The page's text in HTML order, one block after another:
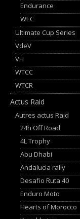
Endurance
WEC
Ultimate Cup Series
VdeV
VH
WTCC
WTCR
Actus Raid
Autres actus Raid
24h Off Road
4L Trophy
Abu Dhabi
Andalucia rally
Desafio Ruta 40
Enduro Moto
Hearts of Morocco